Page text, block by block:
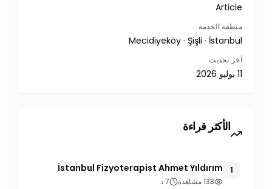
Article
منطقة الخدمة
Mecidiyeköy · Şişli · İstanbul
آخر تحديث
11 يوليو 2026
الأكثر قراءة
1
İstanbul Fizyoterapist Ahmet Yıldırım
133 مشاهدة 7 د